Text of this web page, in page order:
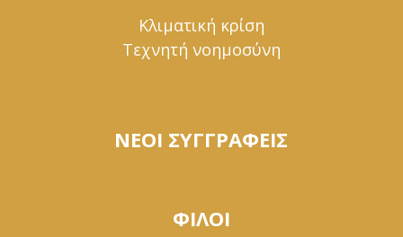
Κλιματική κρίση
Τεχνητή νοημοσύνη
ΝΕΟΙ ΣΥΓΓΡΑΦΕΙΣ
ΦΙΛΟΙ